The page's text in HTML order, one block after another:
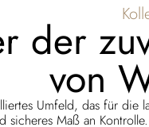
der
von
Umfeld, das für
sicheres Maß an